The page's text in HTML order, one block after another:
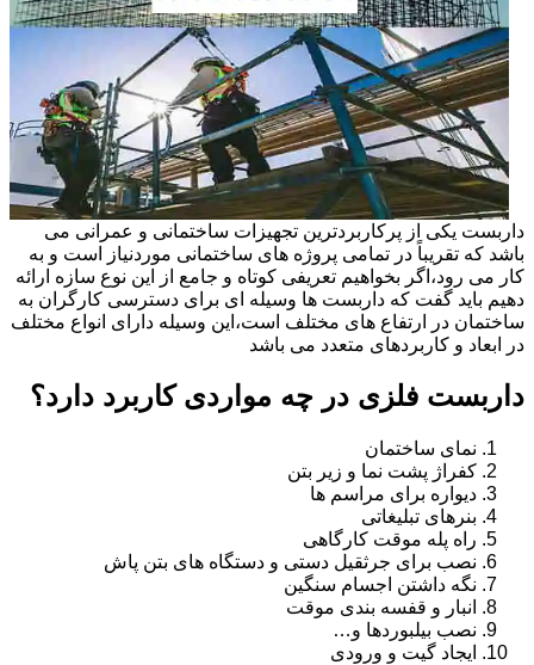
داربست یکی از پرکاربردترین تجهیزات ساختمانی و عمرانی می
باشد که تقریباً در تمامی پروژه های ساختمانی موردنیاز است و به
کار می رود،اگر بخواهیم تعریفی کوتاه و جامع از این نوع سازه ارائه
دهیم باید گفت که داربست ها وسیله ای برای دسترسی کارگران به
ساختمان در ارتفاع های مختلف است،این وسیله دارای انواع مختلف
در ابعاد و کاربردهای متعدد می باشد
داربست فلزی در چه مواردی کاربرد دارد؟
نمای ساختمان
کفراژ پشت نما و زیر بتن
دیواره برای مراسم ها
بنرهای تبلیغاتی
راه پله موقت کارگاهی
نصب برای جرثقیل دستی و دستگاه های بتن پاش
نگه داشتن اجسام سنگین
انبار و قفسه بندی موقت
نصب بیلبوردها و…
ایجاد گیت و ورودی